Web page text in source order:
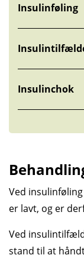
Insulinføling
Insulinchok
Ved
er lavt, og er
Ved
stand til at